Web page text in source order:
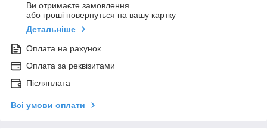
Ви отримаєте замовлення
або гроші повернуться на вашу картку
Детальніше
Оплата на рахунок
Оплата за реквізитами
Післяплата
Всі умови оплати